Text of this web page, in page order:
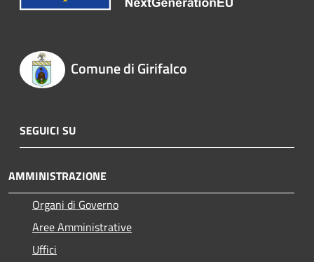
Comune di Girifalco
SEGUICI SU
AMMINISTRAZIONE
Organi di Governo
Aree Amministrative
Uffici